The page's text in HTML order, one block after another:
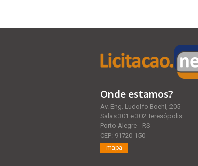
Onde estamos?
Av. Eng. Ludolfo Boehl, 205
Salas 301 e 302 Teresópolis
Porto Alegre - RS
CEP: 91720-150
mapa